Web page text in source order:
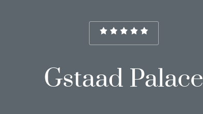
Gstaad Palace